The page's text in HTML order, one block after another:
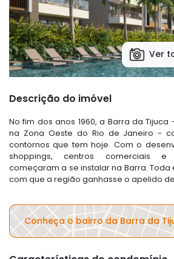
Ver
Descrição do imóvel
No fim dos anos 1960, a Barra da
na Zona Oeste do Rio de Janeiro -
contornos que tem hoje. Com o
shoppings, centros comerciais e
começaram a se instalar na Barra.
com que a região ganhasse o apelido
Conheça o bairro da Barra da